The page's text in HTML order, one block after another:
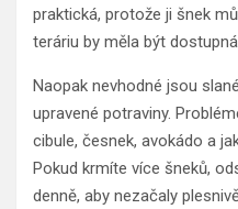
praktická, protože ji šnek
teráriu by měla být
Naopak nevhodné jsou
upravené potraviny.
cibule, česnek, avokádo a
Pokud krmíte více šneků,
denně, aby nezačaly